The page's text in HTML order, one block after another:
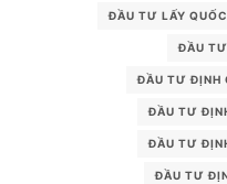
ĐẦU TƯ LẤY
ĐẦU
ĐẦU TƯ ĐỊNH
ĐẦU TƯ
ĐẦU TƯ
ĐẦU TƯ